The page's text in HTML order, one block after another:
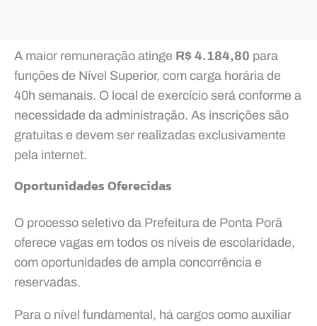
A maior remuneração atinge R$ 4.184,80 para
funções de Nível Superior, com carga horária de
40h semanais. O local de exercício será conforme a
necessidade da administração. As inscrições são
gratuitas e devem ser realizadas exclusivamente
pela internet.
Oportunidades Oferecidas
O processo seletivo da Prefeitura de Ponta Porã
oferece vagas em todos os níveis de escolaridade,
com oportunidades de ampla concorrência e
reservadas.
Para o nível fundamental, há cargos como auxiliar